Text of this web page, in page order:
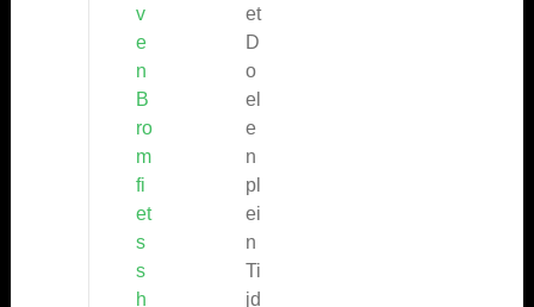
v
e
n
B
ro
m
fi
et
s
s
h
et
D
o
el
e
n
pl
ei
n
Ti
jd